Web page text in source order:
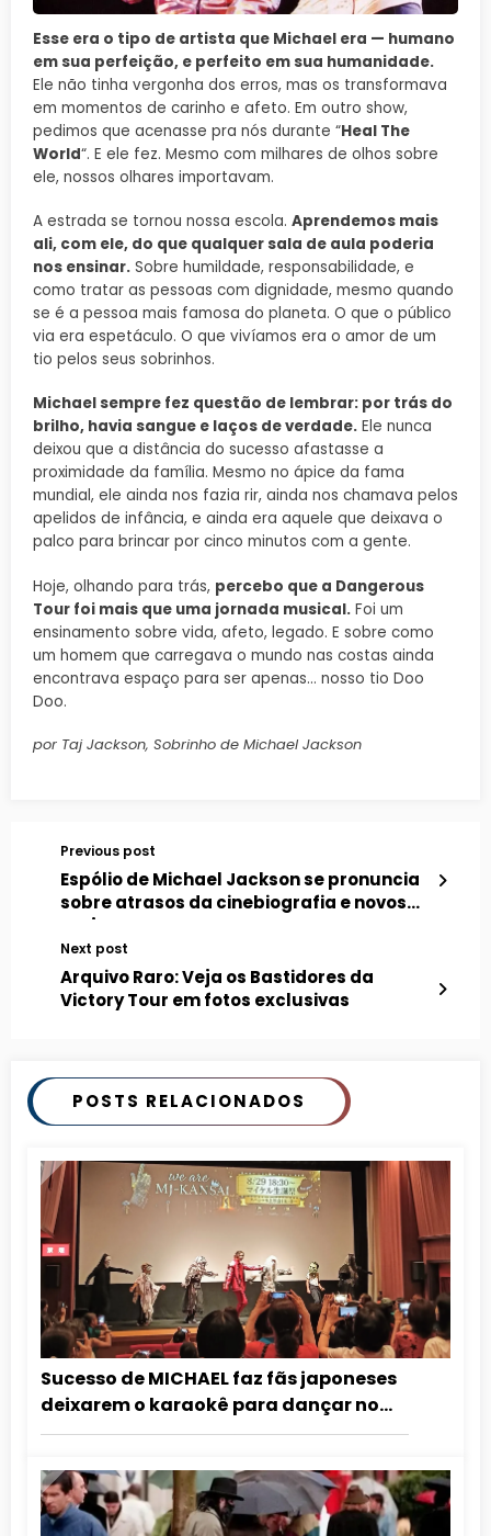
Esse era o tipo de artista que Michael era — humano
em sua perfeição, e perfeito em sua humanidade.
Ele não tinha vergonha dos erros, mas os transformava
em momentos de carinho e afeto. Em outro show,
pedimos que acenasse pra nós durante “Heal The
World“. E ele fez. Mesmo com milhares de olhos sobre
ele, nossos olhares importavam.
A estrada se tornou nossa escola. Aprendemos mais
ali, com ele, do que qualquer sala de aula poderia
nos ensinar. Sobre humildade, responsabilidade, e
como tratar as pessoas com dignidade, mesmo quando
se é a pessoa mais famosa do planeta. O que o público
via era espetáculo. O que vivíamos era o amor de um
tio pelos seus sobrinhos.
Michael sempre fez questão de lembrar: por trás do
brilho, havia sangue e laços de verdade. Ele nunca
deixou que a distância do sucesso afastasse a
proximidade da família. Mesmo no ápice da fama
mundial, ele ainda nos fazia rir, ainda nos chamava pelos
apelidos de infância, e ainda era aquele que deixava o
palco para brincar por cinco minutos com a gente.
Hoje, olhando para trás, percebo que a Dangerous
Tour foi mais que uma jornada musical. Foi um
ensinamento sobre vida, afeto, legado. E sobre como
um homem que carregava o mundo nas costas ainda
encontrava espaço para ser apenas… nosso tio Doo
Doo.
por Taj Jackson, Sobrinho de Michael Jackson
Previous post
Espólio de Michael Jackson se pronuncia
sobre atrasos da cinebiografia e novos
projetos
Next post
Arquivo Raro: Veja os Bastidores da
Victory Tour em fotos exclusivas
POSTS RELACIONADOS
Sucesso de MICHAEL faz fãs japoneses
deixarem o karaokê para dançar no
cinema